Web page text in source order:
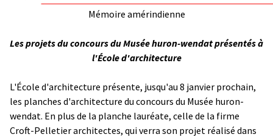
Mémoire amérindienne
Les projets du concours du Musée huron-wendat présentés à
l'École d'architecture
L'École d'architecture présente, jusqu'au 8 janvier prochain,
les planches d'architecture du concours du Musée huron-
wendat. En plus de la planche lauréate, celle de la firme
Croft-Pelletier architectes, qui verra son projet réalisé dans